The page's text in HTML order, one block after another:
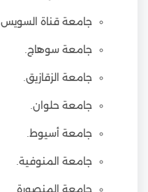
جامعة قناة السويس.
جامعة سوهاج.
جامعة الزقازيق.
جامعة حلوان.
جامعة أسيوط.
جامعة المنوفية.
جامعة المنصورة.